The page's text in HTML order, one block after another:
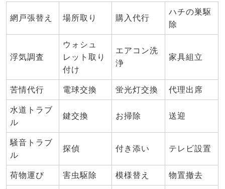
網戸張替え 場所取り 購入代行
ハチの巣駆
除
浮気調査
ウォシュ
レット取り
付け
エアコン洗
浄
家具組立
苦情代行 電球交換 蛍光灯交換 代理出席
水道トラブ
ル
鍵交換 お掃除 送迎
騒音トラブ
ル
探偵 付き添い テレビ設置
荷物運び 害虫駆除 模様替え 物置撤去